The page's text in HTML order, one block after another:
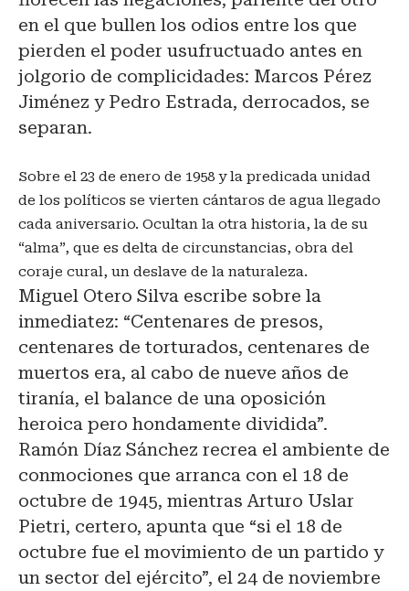
en el que bullen los odios entre los que
pierden el poder usufructuado antes en
jolgorio de complicidades: Marcos Pérez
Jiménez y Pedro Estrada, derrocados, se
separan.
Sobre el 23 de enero de 1958 y la predicada unidad
de los políticos se vierten cántaros de agua llegado
cada aniversario. Ocultan la otra historia, la de su
“alma”, que es delta de circunstancias, obra del
coraje cural, un deslave de la naturaleza.
Miguel Otero Silva escribe sobre la
inmediatez: “Centenares de presos,
centenares de torturados, centenares de
muertos era, al cabo de nueve años de
tiranía, el balance de una oposición
heroica pero hondamente dividida”.
Ramón Díaz Sánchez recrea el ambiente de
conmociones que arranca con el 18 de
octubre de 1945, mientras Arturo Uslar
Pietri, certero, apunta que “si el 18 de
octubre fue el movimiento de un partido y
un sector del ejército”, el 24 de noviembre